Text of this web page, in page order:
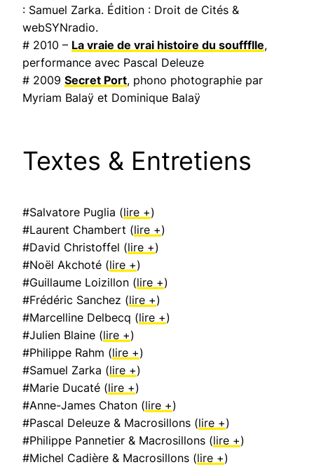
: Samuel Zarka. Édition : Droit de Cités &
webSYNradio.
# 2010 – La vraie de vrai histoire du souffflle,
performance avec Pascal Deleuze
# 2009 Secret Port, phono photographie par
Myriam Balaÿ et Dominique Balaÿ
Textes & Entretiens
#Salvatore Puglia (lire +)
#Laurent Chambert (lire +)
#David Christoffel (lire +)
#Noël Akchoté (lire +)
#Guillaume Loizillon (lire +)
#Frédéric Sanchez (lire +)
#Marcelline Delbecq (lire +)
#Julien Blaine (lire +)
#Philippe Rahm (lire +)
#Samuel Zarka (lire +)
#Marie Ducaté (lire +)
#Anne-James Chaton (lire +)
#Pascal Deleuze & Macrosillons (lire +)
#Philippe Pannetier & Macrosillons (lire +)
#Michel Cadière & Macrosillons (lire +)